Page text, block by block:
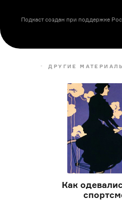
Подкаст создан при поддержке
ДРУГИЕ
Как